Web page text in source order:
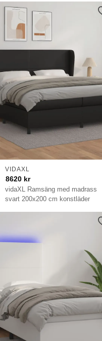
vidaXL Ramsäng med madrass
svart 200x200 cm konstläder
VIDAXL
8620 kr